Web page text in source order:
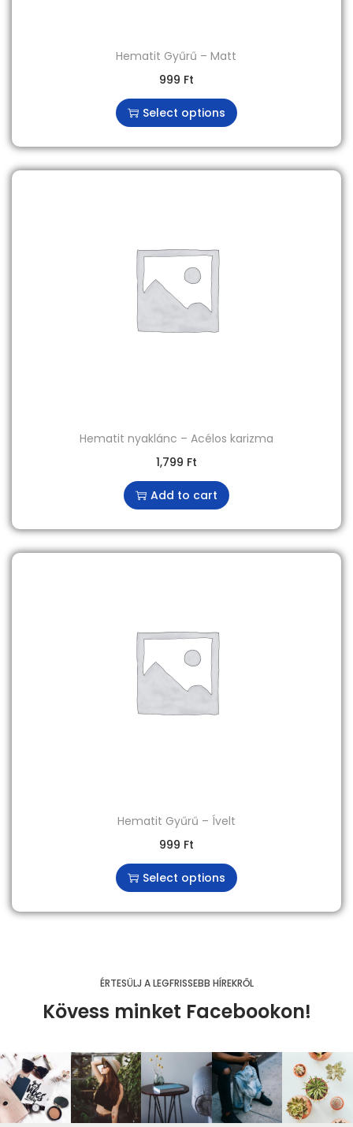
Hematit Gyűrű – Matt
999 Ft
Select options
Hematit nyaklánc – Acélos karizma
1,799 Ft
Add to cart
Hematit Gyűrű – Ívelt
999 Ft
Select options
ÉRTESÜLJ A LEGFRISSEBB HÍREKRŐL
Kövess minket Facebookon!